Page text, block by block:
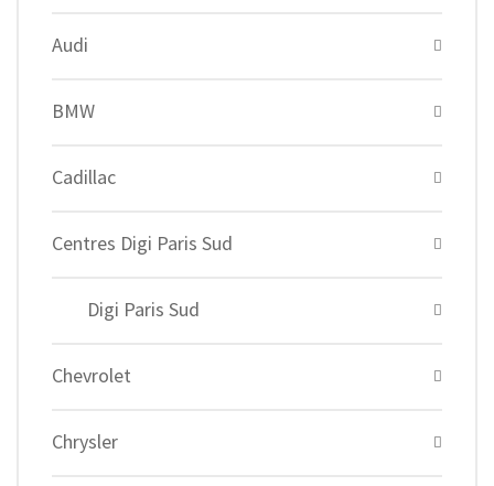
Audi
BMW
Cadillac
Centres Digi Paris Sud
Digi Paris Sud
Chevrolet
Chrysler